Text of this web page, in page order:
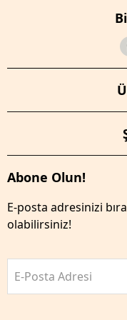
Abone Olun!
E-posta adresinizi
olabilirsiniz!
E-Posta Adresi